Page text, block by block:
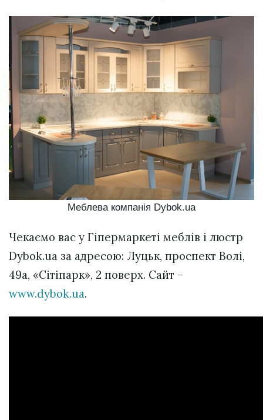
Меблева компанія Dybok.ua
Чекаємо вас у Гіпермаркеті меблів і люстр
Dybok.ua за адресою: Луцьк, проспект Волі,
49а, «Сітіпарк», 2 поверх. Сайт –
www.dybok.ua.